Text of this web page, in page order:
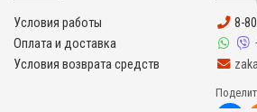
Условия работы
Оплата и доставка
Условия возврата средств
8-